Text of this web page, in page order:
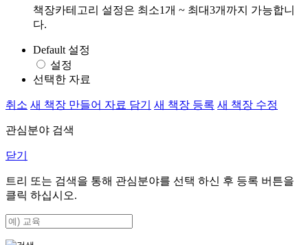
책장카테고리 설정은 최소1개 ~ 최대3개까지 가능합니
다.
Default 설정
설정
선택한 자료
취소 새 책장 만들어 자료 담기 새 책장 등록 새 책장 수정
관심분야 검색
닫기
트리 또는 검색을 통해 관심분야를 선택 하신 후 등록 버튼을
클릭 하십시오.